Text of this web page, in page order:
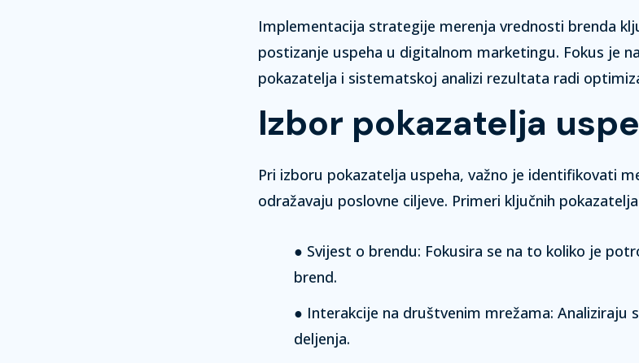
Implementacija strategije merenja vrednosti brenda
postizanje uspeha u digitalnom marketingu. Fokus je
pokazatelja i sistematskoj analizi rezultata radi
Izbor pokazatelja
Pri izboru pokazatelja uspeha, važno je identifikovati
odražavaju poslovne ciljeve. Primeri ključnih
Svijest o brendu: Fokusira se na to koliko je
brend.
Interakcije na društvenim mrežama: Analiziraju
deljenja.